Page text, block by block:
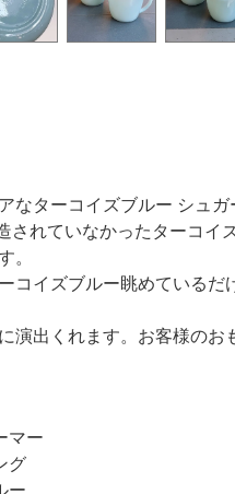
なターコイズブルー シュガ
されていなかったターコ
。
コイズブルー眺めている
演出くれます。お客様のお
マー
グ
ー